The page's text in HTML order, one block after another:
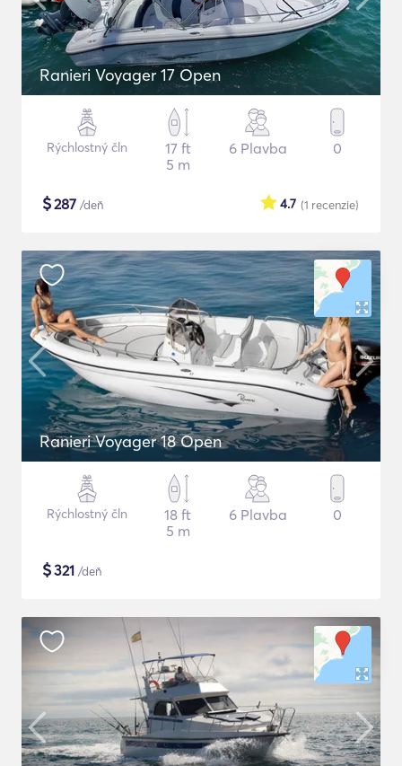
Ranieri Voyager 17 Open
Rýchlostný čln
17 ft
5 m
6 Plavba 0
$287 /deň (1 recenzie)
4.7
Ranieri Voyager 18 Open
Rýchlostný čln
18 ft
5 m
6 Plavba 0
$321 /deň